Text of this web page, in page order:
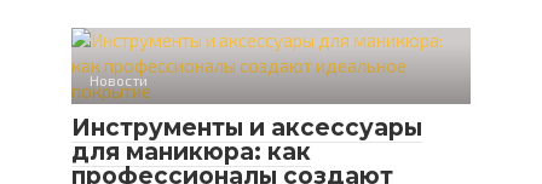
Новости
Инструменты и аксессуары
для маникюра: как
профессионалы создают